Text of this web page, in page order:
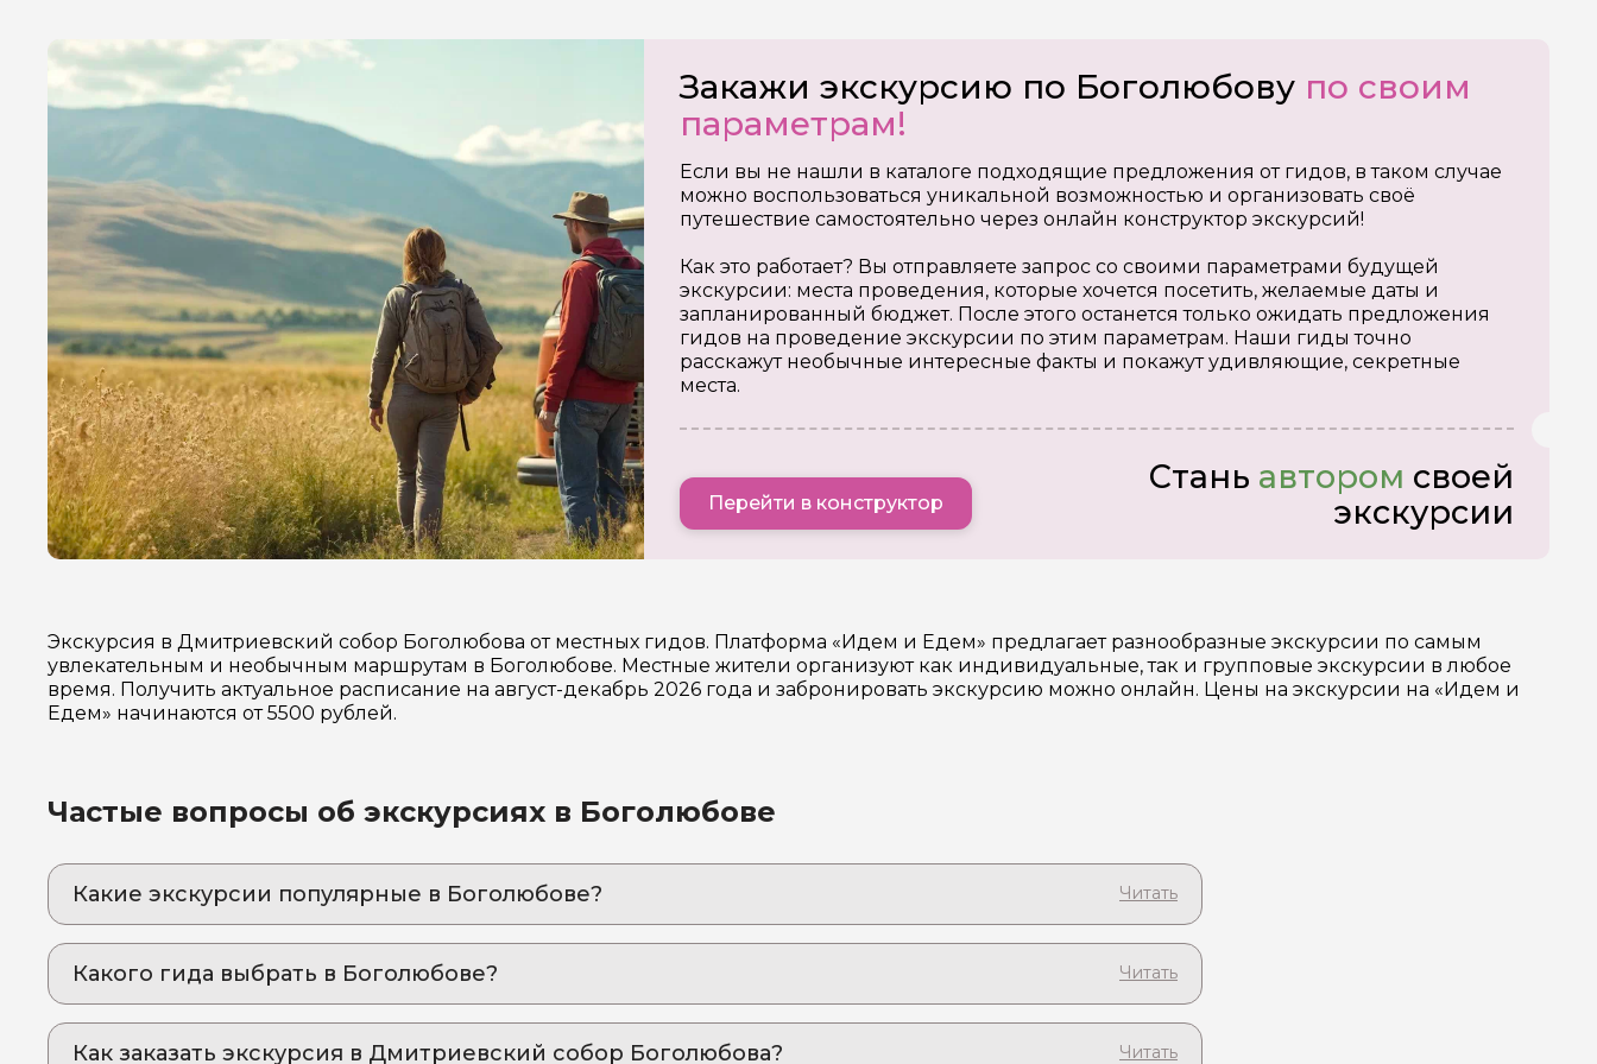
Закажи экскурсию по Боголюбову по своим
параметрам!
Если вы не нашли в каталоге подходящие предложения от гидов, в таком случае
можно воспользоваться уникальной возможностью и организовать своё
путешествие самостоятельно через онлайн конструктор экскурсий!
Как это работает? Вы отправляете запрос со своими параметрами будущей
экскурсии: места проведения, которые хочется посетить, желаемые даты и
запланированный бюджет. После этого останется только ожидать предложения
гидов на проведение экскурсии по этим параметрам. Наши гиды точно
расскажут необычные интересные факты и покажут удивляющие, секретные
места.
Перейти в конструктор
Стань автором своей
экскурсии
Экскурсия в Дмитриевский собор Боголюбова от местных гидов. Платформа «Идем и Едем» предлагает разнообразные экскурсии по самым
увлекательным и необычным маршрутам в Боголюбове. Местные жители организуют как индивидуальные, так и групповые экскурсии в любое
время. Получить актуальное расписание на август-декабрь 2026 года и забронировать экскурсию можно онлайн. Цены на экскурсии на «Идем и
Едем» начинаются от 5500 рублей.
Частые вопросы об экскурсиях в Боголюбове
Какие экскурсии популярные в Боголюбове?
Присоединяйтесь ко мне и откройте для себя настоящий Владимир и Боголюбово!
3. Боголюбово – священное место великокняжеской резиденции.
Какого гида выбрать в Боголюбове?
2. Елена.М 306
Как заказать экскурсия в Дмитриевский собор Боголюбова?